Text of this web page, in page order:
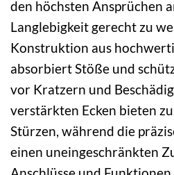
den höchsten Ansprüchen
Langlebigkeit gerecht zu
Konstruktion aus
absorbiert Stöße und
vor Kratzern und
verstärkten Ecken bieten
Stürzen, während die
einen uneingeschränkten